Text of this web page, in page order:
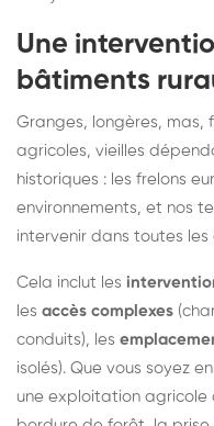
Une
bâtiments
Granges, longères, mas,
agricoles, vieilles
historiques : les frelons
environnements, et nos
intervenir dans toutes les
Cela inclut les
les accès complexes
conduits), les
isolés). Que vous soyez
une exploitation agricole